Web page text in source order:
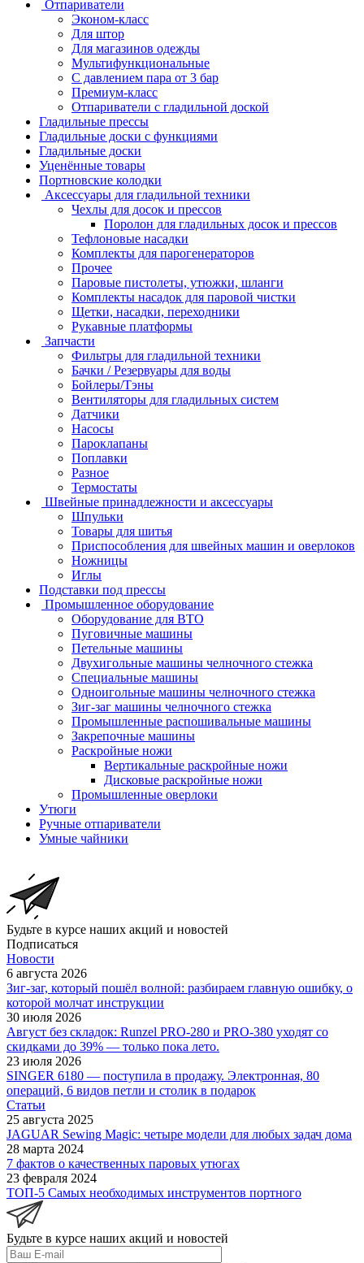
Отпариватели
Эконом-класс
Для штор
Для магазинов одежды
Мультифункциональные
С давлением пара от 3 бар
Премиум-класс
Отпариватели с гладильной доской
Гладильные прессы
Гладильные доски с функциями
Гладильные доски
Уценённые товары
Портновские колодки
Аксессуары для гладильной техники
Чехлы для досок и прессов
Поролон для гладильных досок и прессов
Тефлоновые насадки
Комплекты для парогенераторов
Прочее
Паровые пистолеты, утюжки, шланги
Комплекты насадок для паровой чистки
Щетки, насадки, переходники
Рукавные платформы
Запчасти
Фильтры для гладильной техники
Бачки / Резервуары для воды
Бойлеры/Тэны
Вентиляторы для гладильных систем
Датчики
Насосы
Пароклапаны
Поплавки
Разное
Термостаты
Швейные принадлежности и аксессуары
Шпульки
Товары для шитья
Приспособления для швейных машин и оверлоков
Ножницы
Иглы
Подставки под прессы
Промышленное оборудование
Оборудование для ВТО
Пуговичные машины
Петельные машины
Двухигольные машины челночного стежка
Специальные машины
Одноигольные машины челночного стежка
Зиг-заг машины челночного стежка
Промышленные распошивальные машины
Закрепочные машины
Раскройные ножи
Вертикальные раскройные ножи
Дисковые раскройные ножи
Промышленные оверлоки
Утюги
Ручные отпариватели
Умные чайники
Будьте в курсе наших акций и новостей
Подписаться
Новости
6 августа 2026
Зиг-заг, который пошёл волной: разбираем главную ошибку, о
которой молчат инструкции
30 июля 2026
Август без складок: Runzel PRO-280 и PRO-380 уходят со
скидками до 39% — только пока лето.
23 июля 2026
SINGER 6180 — поступила в продажу. Электронная, 80
операций, 6 видов петли и столик в подарок
Статьи
25 августа 2025
JAGUAR Sewing Magic: четыре модели для любых задач дома
28 марта 2024
7 фактов о качественных паровых утюгах
23 февраля 2024
ТОП-5 Самых необходимых инструментов портного
Будьте в курсе наших акций и новостей